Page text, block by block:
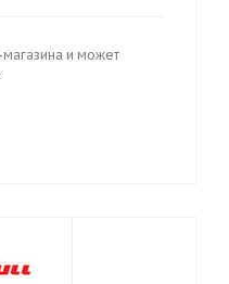
магазина и может